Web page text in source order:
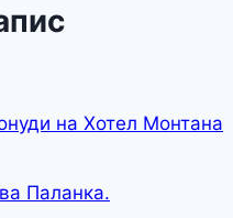
на Хотел Монтана
Паланка.